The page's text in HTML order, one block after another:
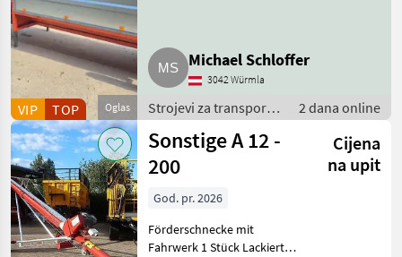
Oglas
VIP TOP
Michael Schloffer
3042 Würmla
Strojevi za transport /
Puhalice
2 dana online
Sonstige A 12 -
200
Cijena
na upit
God. pr. 2026
Förderschnecke mit
Fahrwerk 1 Stück Lackierte